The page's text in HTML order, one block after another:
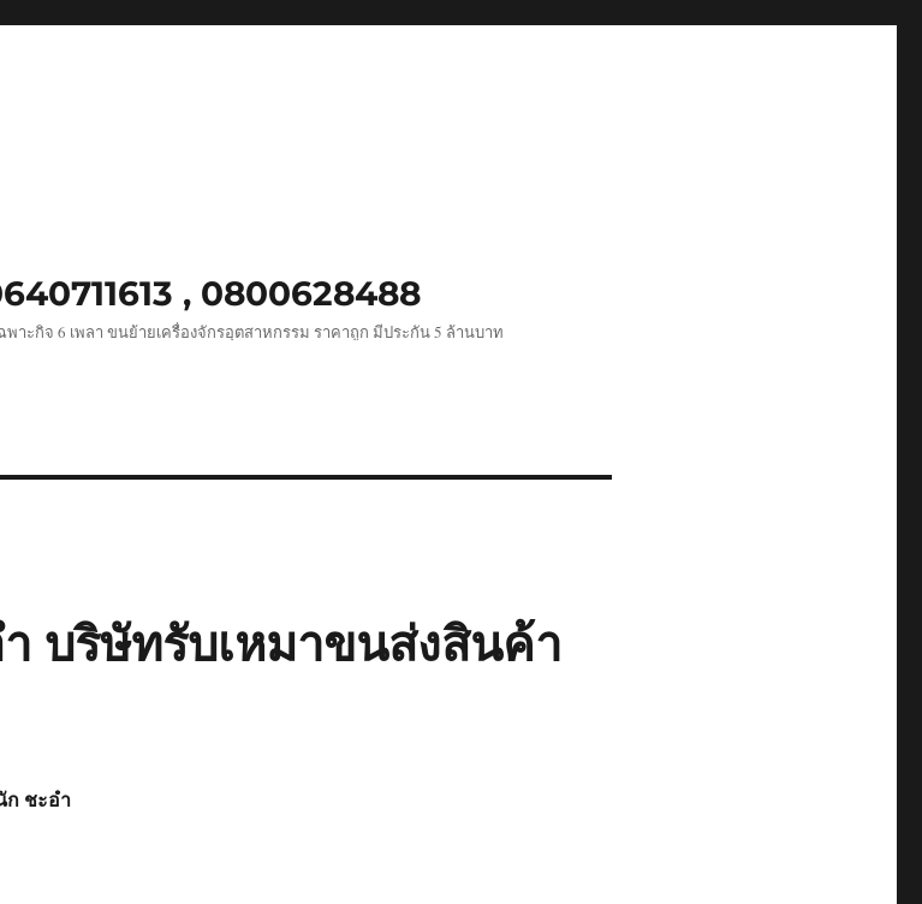
, 0800628488
พาะกิจ 6 เพลา ขนย้ายเครื่องจักรอุตสาหกรรม ราคาถูก มีประกัน 5 ล้านบาท
บริษัทรับเหมาขนส่งสินค้า
ก ชะอำ